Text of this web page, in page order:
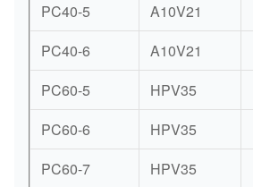
PC40-5
A10V21
PC40-6
A10V21
PC60-5
HPV35
PC60-6
HPV35
PC60-7
HPV35